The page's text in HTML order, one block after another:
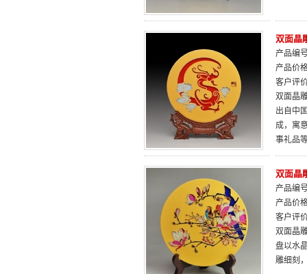
双面晶
产品编
产品价
客户评
双面晶
出自中
成，寓
事礼品
双面晶
产品编
产品价
客户评
双面晶
盘以水
雕细刻